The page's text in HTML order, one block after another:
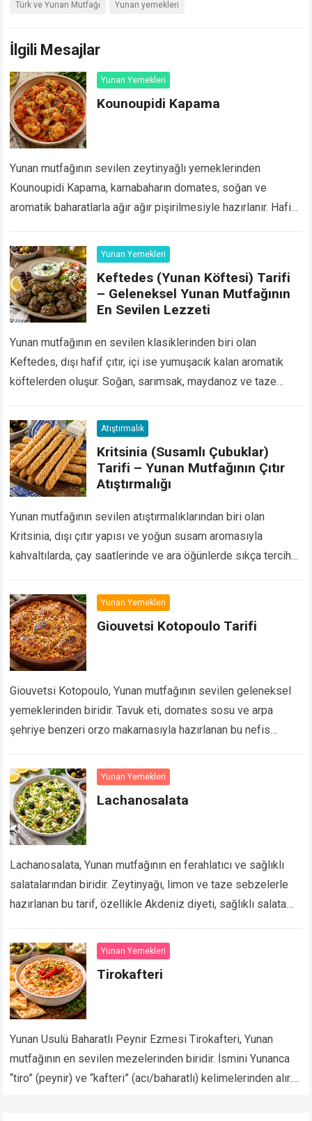
Türk ve Yunan Mutfağı Yunan yemekleri
İlgili Mesajlar
Yunan Yemekleri
Kounoupidi Kapama
Yunan mutfağının sevilen zeytinyağlı yemeklerinden
Kounoupidi Kapama, karnabaharın domates, soğan ve
aromatik baharatlarla ağır ağır pişirilmesiyle hazırlanır. Hafif,
lezzetli bir seçenektir….Devamını Oku...
Yunan Yemekleri
Keftedes (Yunan Köftesi) Tarifi
– Geleneksel Yunan Mutfağının
En Sevilen Lezzeti
Yunan mutfağının en sevilen klasiklerinden biri olan
Keftedes, dışı hafif çıtır, içi ise yumuşacık kalan aromatik
köftelerden oluşur. Soğan, sarımsak, maydanoz ve taze
Oku...
Atıştırmalık
Kritsinia (Susamlı Çubuklar)
Tarifi – Yunan Mutfağının Çıtır
Atıştırmalığı
Yunan mutfağının sevilen atıştırmalıklarından biri olan
Kritsinia, dışı çıtır yapısı ve yoğun susam aromasıyla
kahvaltılarda, çay saatlerinde ve ara öğünlerde sıkça tercih
ve…Devamını Oku...
Yunan Yemekleri
Giouvetsi Kotopoulo Tarifi
Giouvetsi Kotopoulo, Yunan mutfağının sevilen geleneksel
yemeklerinden biridir. Tavuk eti, domates sosu ve arpa
şehriye benzeri orzo makarnasıyla hazırlanan bu nefis
doyurucu…Devamını Oku...
Yunan Yemekleri
Lachanosalata
Lachanosalata, Yunan mutfağının en ferahlatıcı ve sağlıklı
salatalarından biridir. Zeytinyağı, limon ve taze sebzelerle
hazırlanan bu tarif, özellikle Akdeniz diyeti, sağlıklı salata
Devamını Oku...
Yunan Yemekleri
Tirokafteri
Yunan Usulü Baharatlı Peynir Ezmesi Tirokafteri, Yunan
mutfağının en sevilen mezelerinden biridir. İsmini Yunanca
“tiro” (peynir) ve “kafteri” (acı/baharatlı) kelimelerinden alır.